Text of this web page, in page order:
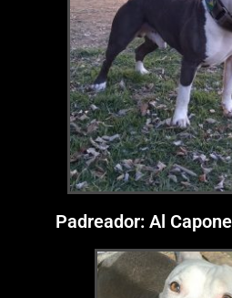
Padreador: Al